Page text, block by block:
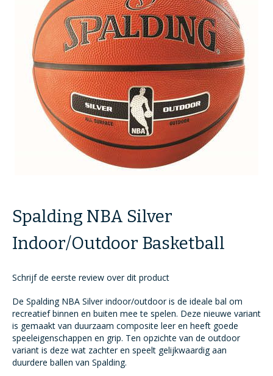
afbeeldingen-
gallerij
het
begin
van
de
gallerij
Spalding NBA Silver
Indoor/Outdoor Basketball
Schrijf de eerste review over dit product
De Spalding NBA Silver indoor/outdoor is de ideale bal om
recreatief binnen en buiten mee te spelen. Deze nieuwe variant
is gemaakt van duurzaam composite leer en heeft goede
speeleigenschappen en grip. Ten opzichte van de outdoor
variant is deze wat zachter en speelt gelijkwaardig aan
duurdere ballen van Spalding.